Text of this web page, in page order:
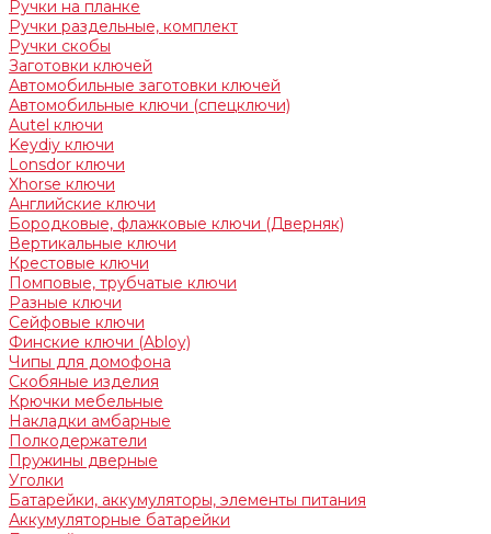
Ручки на планке
Ручки раздельные, комплект
Ручки скобы
Заготовки ключей
Автомобильные заготовки ключей
Автомобильные ключи (спецключи)
Autel ключи
Keydiy ключи
Lonsdor ключи
Xhorse ключи
Английские ключи
Бородковые, флажковые ключи (Дверняк)
Вертикальные ключи
Крестовые ключи
Помповые, трубчатые ключи
Разные ключи
Сейфовые ключи
Финские ключи (Abloy)
Чипы для домофона
Скобяные изделия
Крючки мебельные
Накладки амбарные
Полкодержатели
Пружины дверные
Уголки
Батарейки, аккумуляторы, элементы питания
Аккумуляторные батарейки